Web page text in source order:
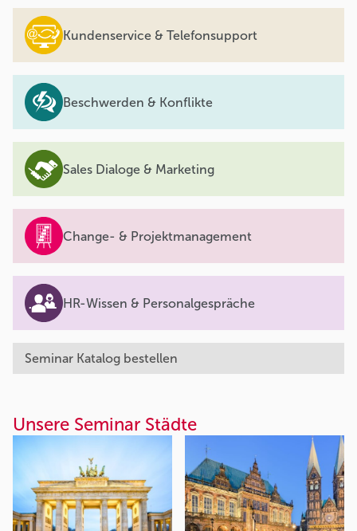
Kundenservice & Telefonsupport
Beschwerden & Konflikte
Sales Dialoge & Marketing
Change- & Projektmanagement
HR-Wissen & Personalgespräche
Seminar Katalog bestellen
Unsere Seminar Städte